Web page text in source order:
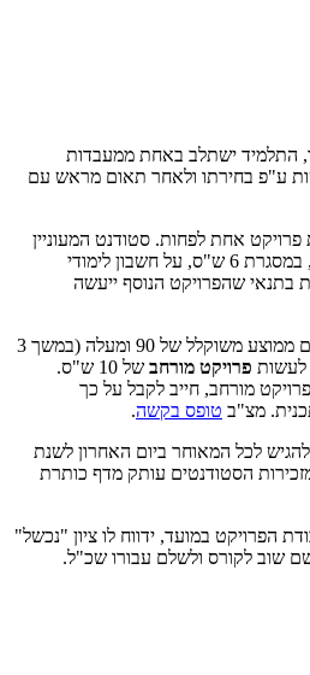
התלמיד ישתלב באחת ממעבדות
ע"פ בחירתו ולאחר תאום מראש עם
אחת לפחות. סטודנט המעוניין
להשתתף בפרויקט נוסף, במסגרת 6 ש"ס, על חשבון לימודי
בתנאי שהפרויקט הנוסף ייעשה
תלמידים מצטיינים שלהם ממוצע משוקלל של 90 ומעלה (במשך 3
לעשות פרויקט מורחב
של 10 ש"ס.
מורחב, חייב לקבל על כך
מצ"ב טופס בקשה.
לכל המאוחר ביום האחרון לשנת
הסטודנטים עותק מדף כותרת
הפרויקט במועד, ידווח לו ציון "נכשל"
שוב לקורס ולשלם עבורו שכ"ל.